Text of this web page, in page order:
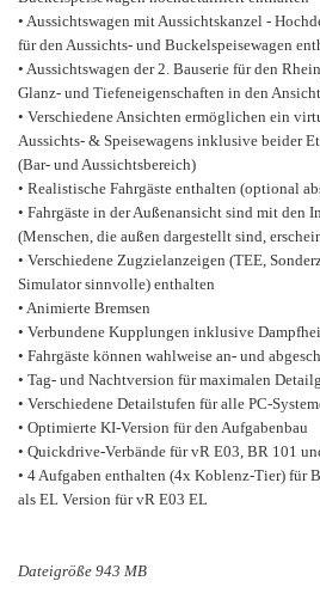
• Aussichtswagen mit Aussichtskanzel -
für den Aussichts- und Buckelspeisewagen
• Aussichtswagen der 2. Bauserie für den
Glanz- und Tiefeneigenschaften in den
• Verschiedene Ansichten ermöglichen ein
Aussichts- & Speisewagens inklusive beider
(Bar- und Aussichtsbereich)
• Realistische Fahrgäste enthalten (optional
• Fahrgäste in der Außenansicht sind mit den
(Menschen, die außen dargestellt sind,
• Verschiedene Zugzielanzeigen (TEE,
Simulator sinnvolle) enthalten
• Animierte Bremsen
• Verbundene Kupplungen inklusive
• Fahrgäste können wahlweise an- und
• Tag- und Nachtversion für maximalen
• Verschiedene Detailstufen für alle PC-
• Optimierte KI-Version für den Aufgabenbau
• Quickdrive-Verbände für vR E03, BR 101
• 4 Aufgaben enthalten (4x Koblenz-Tier) für
als EL Version für vR E03 EL
Dateigröße 943 MB